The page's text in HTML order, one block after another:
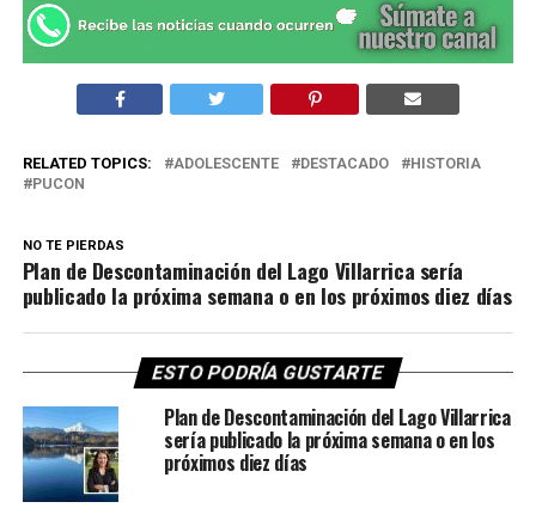
RELATED TOPICS: ADOLESCENTE DESTACADO
HISTORIA
PUCON
NO TE PIERDAS
Plan de Descontaminación del Lago Villarrica sería
publicado la próxima semana o en los próximos diez días
ESTO PODRÍA GUSTARTE
Plan de Descontaminación del Lago Villarrica
sería publicado la próxima semana o en los
próximos diez días